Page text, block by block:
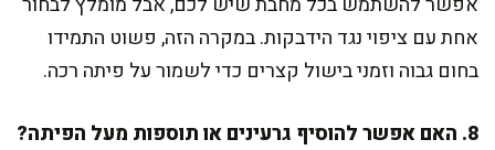
אחת עם ציפוי נגד הידבקות. במקרה הזה, פשוט התמידו
בחום גבוה וזמני בישול קצרים כדי לשמור על פיתה רכה.
8. האם אפשר להוסיף גרעינים או תוספות מעל הפיתה?